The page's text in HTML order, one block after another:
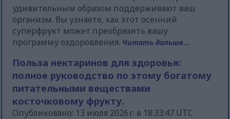
удивительным образом поддерживают ваш
организм. Вы узнаете, как этот осенний
суперфрукт может преобразить вашу
программу оздоровления. Читать дальше...
Польза нектаринов для здоровья:
полное руководство по этому богатому
питательными веществами
косточковому фрукту.
Опубликовано: 13 июля 2026 г. в 18:33:47 UTC